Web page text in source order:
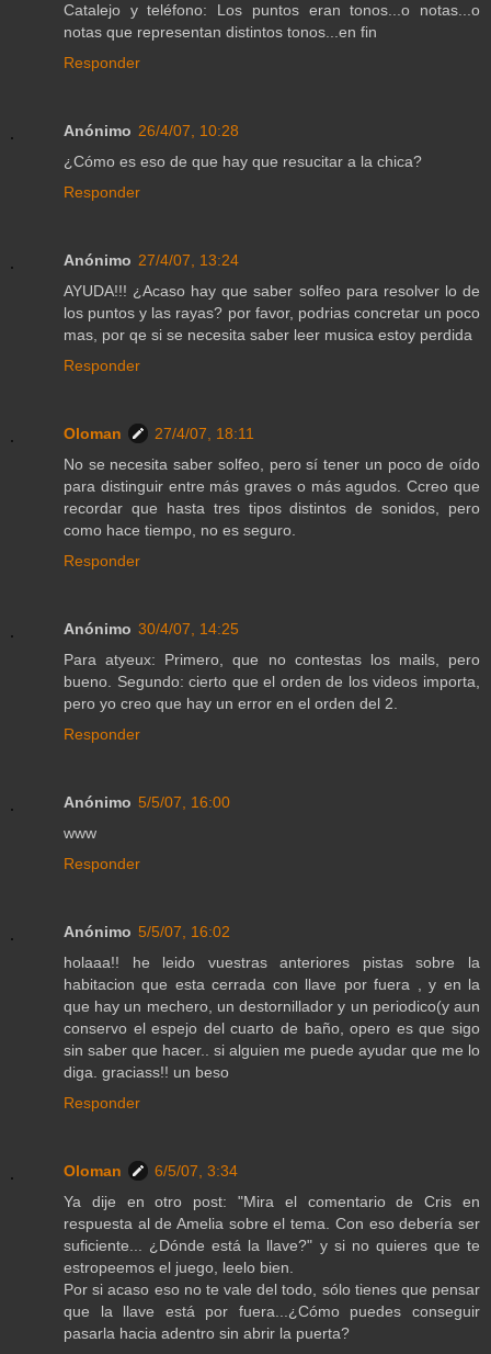
Catalejo y teléfono: Los puntos eran tonos...o notas...o
notas que representan distintos tonos...en fin
Responder
Anónimo 26/4/07, 10:28
¿Cómo es eso de que hay que resucitar a la chica?
Responder
Anónimo 27/4/07, 13:24
AYUDA!!! ¿Acaso hay que saber solfeo para resolver lo de
los puntos y las rayas? por favor, podrias concretar un poco
mas, por qe si se necesita saber leer musica estoy perdida
Responder
Oloman
27/4/07, 18:11
No se necesita saber solfeo, pero sí tener un poco de oído
para distinguir entre más graves o más agudos. Ccreo que
recordar que hasta tres tipos distintos de sonidos, pero
como hace tiempo, no es seguro.
Responder
Anónimo 30/4/07, 14:25
Para atyeux: Primero, que no contestas los mails, pero
bueno. Segundo: cierto que el orden de los videos importa,
pero yo creo que hay un error en el orden del 2.
Responder
Anónimo 5/5/07, 16:00
www
Responder
Anónimo 5/5/07, 16:02
holaaa!! he leido vuestras anteriores pistas sobre la
habitacion que esta cerrada con llave por fuera , y en la
que hay un mechero, un destornillador y un periodico(y aun
conservo el espejo del cuarto de baño, opero es que sigo
sin saber que hacer.. si alguien me puede ayudar que me lo
diga. graciass!! un beso
Responder
Oloman
6/5/07, 3:34
Ya dije en otro post: "Mira el comentario de Cris en
respuesta al de Amelia sobre el tema. Con eso debería ser
suficiente... ¿Dónde está la llave?" y si no quieres que te
estropeemos el juego, leelo bien.
Por si acaso eso no te vale del todo, sólo tienes que pensar
que la llave está por fuera...¿Cómo puedes conseguir
pasarla hacia adentro sin abrir la puerta?